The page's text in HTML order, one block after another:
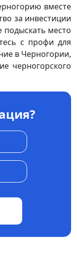
вместе
за инвестиции
подыскать место
с профи для
в Черногории,
черногорского